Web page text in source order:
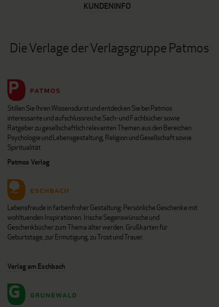
KUNDENINFO
Die Verlage der Verlagsgruppe Patmos
Stillen Sie Ihren Wissensdurst und entdecken Sie bei Patmos
interessante und aufschlussreiche Sach- und Fachbücher sowie
Ratgeber zu gesellschaftlich relevanten Themen aus den Bereichen
Psychologie und Lebensgestaltung, Religion und Gesellschaft sowie
Spiritualität.
Patmos Verlag
Lebensfreude in farbenfroher Gestaltung: Persönliche Geschenke mit
wohltuenden Inspirationen. Irische Segenswünsche und
Geschenkbücher zum Thema älter werden. Grußkarten für
Geburtstage, zur Ermutigung, zu Trost und Trauer.
Verlag am Eschbach